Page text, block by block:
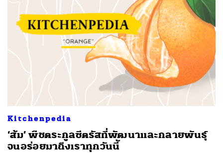
Kitchenpedia
‘ส้ม’ พืชตระกูลซีตรัสที่พัฒนาและกลายพันธุ์
จนอร่อยมาถึงเราทุกวันนี้
SHARE TWEET LINE EMAIL